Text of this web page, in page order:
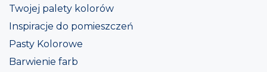
Twojej palety kolorów
Inspiracje do pomieszczeń
Pasty Kolorowe
Barwienie farb